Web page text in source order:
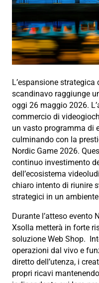
L’espansione strategica
scandinavo raggiunge
oggi 26 maggio 2026.
commercio di
un vasto programma di
culminando con la
Nordic Game 2026.
continuo investimento
dell’ecosistema
chiaro intento di riunire
strategici in un
Durante l’atteso evento
Xsolla metterà in forte
soluzione Web Shop.
operazioni dal vivo e
diretto dell’utenza, i
propri ricavi